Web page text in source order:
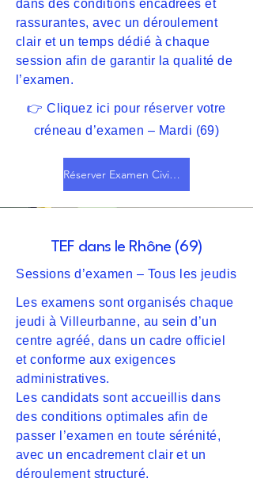
dans des conditions encadrées et
rassurantes, avec un déroulement
clair et un temps dédié à chaque
session afin de garantir la qualité de
l’examen.
👉 Cliquez ici pour réserver votre
créneau d’examen – Mardi (69)
Réserver Examen Civique
TEF dans le Rhône (69)
Sessions d’examen – Tous les jeudis
Les examens sont organisés chaque
jeudi à Villeurbanne, au sein d’un
centre agréé, dans un cadre officiel
et conforme aux exigences
administratives.
Les candidats sont accueillis dans
des conditions optimales afin de
passer l’examen en toute sérénité,
avec un encadrement clair et un
déroulement structuré.